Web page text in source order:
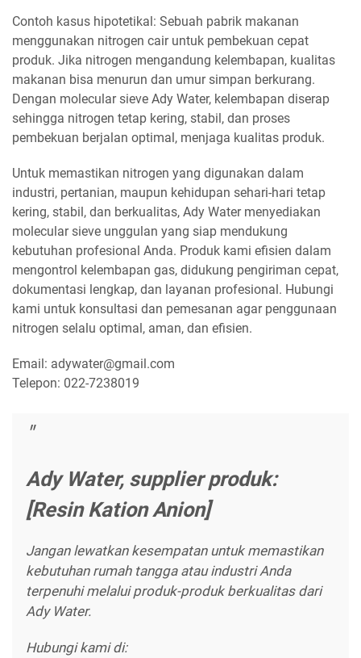
Contoh kasus hipotetikal: Sebuah pabrik makanan
menggunakan nitrogen cair untuk pembekuan cepat
produk. Jika nitrogen mengandung kelembapan, kualitas
makanan bisa menurun dan umur simpan berkurang.
Dengan molecular sieve Ady Water, kelembapan diserap
sehingga nitrogen tetap kering, stabil, dan proses
pembekuan berjalan optimal, menjaga kualitas produk.
Untuk memastikan nitrogen yang digunakan dalam
industri, pertanian, maupun kehidupan sehari-hari tetap
kering, stabil, dan berkualitas, Ady Water menyediakan
molecular sieve unggulan yang siap mendukung
kebutuhan profesional Anda. Produk kami efisien dalam
mengontrol kelembapan gas, didukung pengiriman cepat,
dokumentasi lengkap, dan layanan profesional. Hubungi
kami untuk konsultasi dan pemesanan agar penggunaan
nitrogen selalu optimal, aman, dan efisien.
Email: adywater@gmail.com
Telepon: 022-7238019
Ady Water, supplier produk:
[Resin Kation Anion]
Jangan lewatkan kesempatan untuk memastikan
kebutuhan rumah tangga atau industri Anda
terpenuhi melalui produk-produk berkualitas dari
Ady Water.
Hubungi kami di: